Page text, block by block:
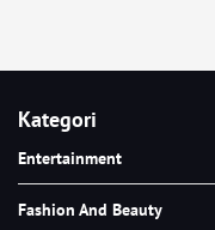
Kategori
Entertainment
Fashion And Beauty